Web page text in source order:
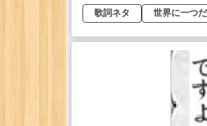
歌詞ネタ
世界に一つ